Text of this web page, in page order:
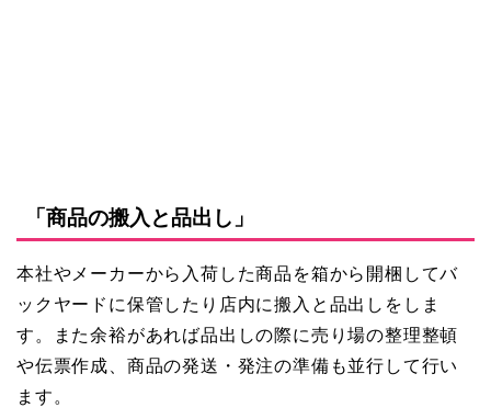
「商品の搬入と品出し」
本社やメーカーから入荷した商品を箱から開梱してバ
ックヤードに保管したり店内に搬入と品出しをしま
す。また余裕があれば品出しの際に売り場の整理整頓
や伝票作成、商品の発送・発注の準備も並行して行い
ます。